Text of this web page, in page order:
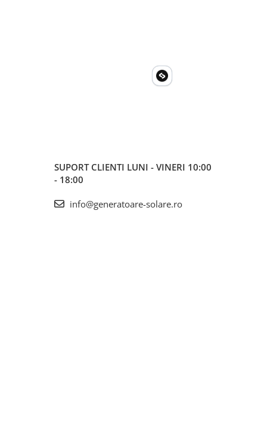
SUPORT CLIENTI LUNI - VINERI 10:00
- 18:00
info@generatoare-solare.ro